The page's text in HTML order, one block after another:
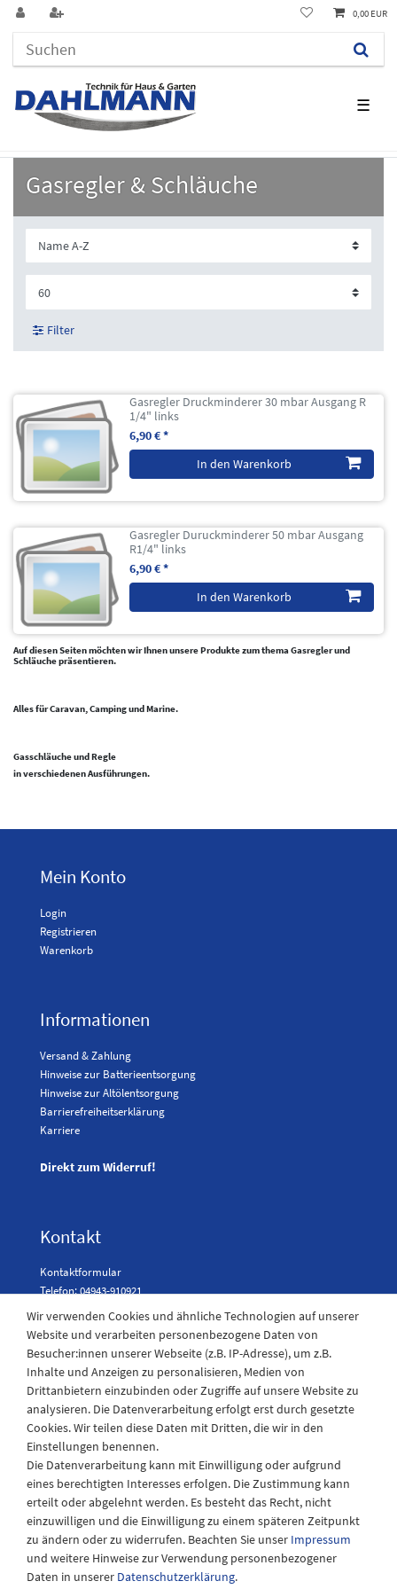
☰
0,00 EUR
Gasregler & Schläuche
Filter
Gasregler Druckminderer 30 mbar Ausgang R
1/4" links
6,90 € *
In den Warenkorb
Gasregler Duruckminderer 50 mbar Ausgang
R1/4" links
6,90 € *
In den Warenkorb
Auf diesen Seiten möchten wir Ihnen unsere Produkte zum thema Gasregler und
Schläuche präsentieren.
Alles für Caravan, Camping und Marine.
Gasschläuche und Regle
in verschiedenen Ausführungen.
Mein Konto
Login
Registrieren
Warenkorb
Informationen
Versand & Zahlung
Hinweise zur Batterieentsorgung
Hinweise zur Altölentsorgung
Barrierefreiheitserklärung
Karriere
Direkt zum Widerruf!
Kontakt
Kontaktformular
Telefon: 04943-910921
Laden Öffnungszeiten
Montag - Freitag
08:30 - 12:30 und 13.00 - 17.30 Uhr
Samstags
08:30 bis 12:30 Uhr
Wir verwenden Cookies und ähnliche Technologien auf unserer
Website und verarbeiten personenbezogene Daten von
Besucher:innen unserer Webseite (z.B. IP-Adresse), um z.B.
Inhalte und Anzeigen zu personalisieren, Medien von
Drittanbietern einzubinden oder Zugriffe auf unsere Website zu
analysieren. Die Datenverarbeitung erfolgt erst durch gesetzte
Cookies. Wir teilen diese Daten mit Dritten, die wir in den
Einstellungen benennen.
Die Datenverarbeitung kann mit Einwilligung oder aufgrund
eines berechtigten Interesses erfolgen. Die Zustimmung kann
erteilt oder abgelehnt werden. Es besteht das Recht, nicht
einzuwilligen und die Einwilligung zu einem späteren Zeitpunkt
zu ändern oder zu widerrufen. Beachten Sie unser Impressum
und weitere Hinweise zur Verwendung personenbezogener
Daten in unserer Daten­schutz­erklärung.